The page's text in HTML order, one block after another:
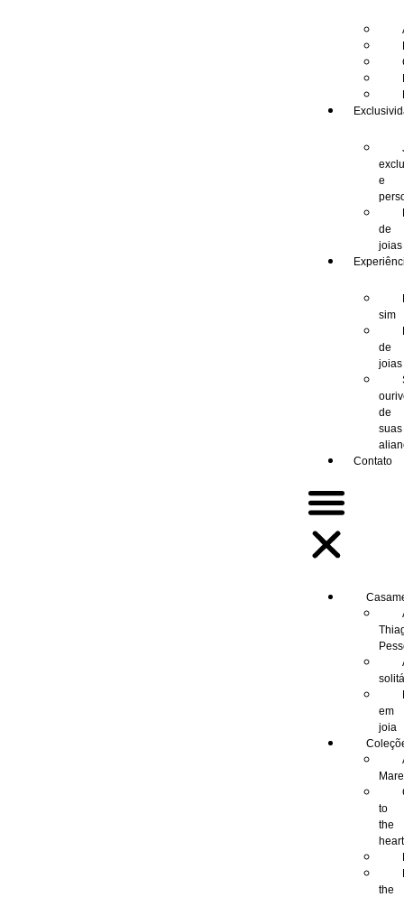
e
de
joias
sim
de
joias
de
suas
Contato
em
joia
Mare
to
the
heart
the